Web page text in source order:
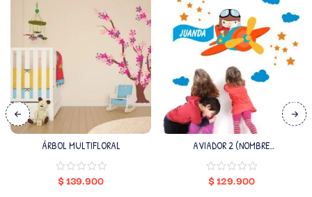
ÁRBOL MULTIFLORAL
$139.900
AVIADOR 2 (NOMBRE
$129.900